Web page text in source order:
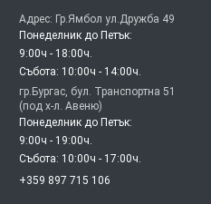
Адрес: Гр.Ямбол ул.Дружба 49
Понеделник до Петък:
9:00ч - 18:00ч.
Събота: 10:00ч - 14:00ч.
гр.Бургас, бул. Транспортна 51
(под х-л. Авеню)
Понеделник до Петък:
9:00ч - 19:00ч.
Събота: 10:00ч - 17:00ч.
+359 897 715 106